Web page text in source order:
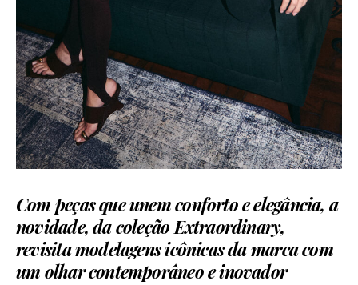
Com peças que unem conforto e elegância, a
novidade, da coleção Extraordinary,
revisita modelagens icônicas da marca com
um olhar contemporâneo e inovador